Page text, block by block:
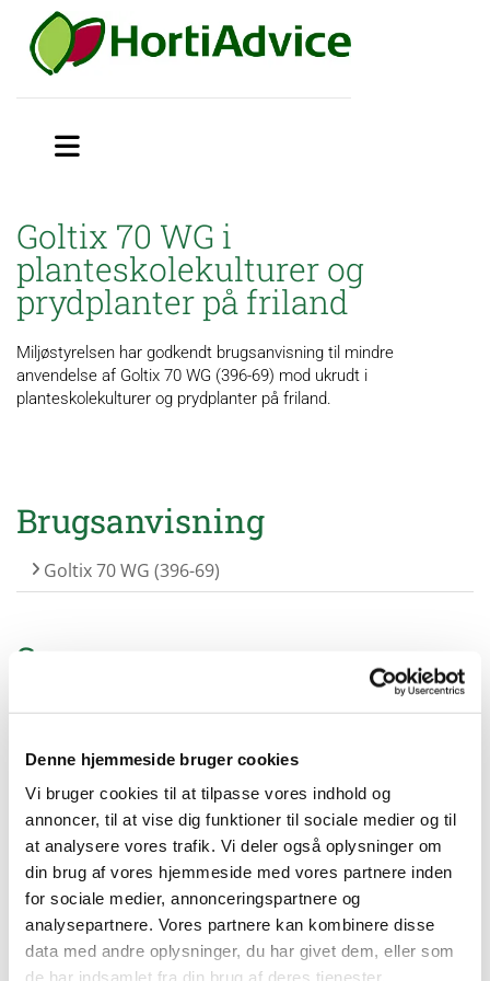
Denne hjemmeside bruger cookies
Vi bruger cookies til at tilpasse vores indhold og
annoncer, til at vise dig funktioner til sociale medier og til
at analysere vores trafik. Vi deler også oplysninger om
din brug af vores hjemmeside med vores partnere inden
for sociale medier, annonceringspartnere og
analysepartnere. Vores partnere kan kombinere disse
data med andre oplysninger, du har givet dem, eller som
de har indsamlet fra din brug af deres tjenester.
Goltix 70 WG i
planteskolekulturer og
prydplanter på friland
Miljøstyrelsen har godkendt brugsanvisning til mindre
anvendelse af Goltix 70 WG (396-69) mod ukrudt i
planteskolekulturer og prydplanter på friland.
Brugsanvisning
Goltix 70 WG (396-69)
Se mere:
Goltix 70 WG (396-69)
Kontakt information klik her
MaisTer (18-442) i prydplanter
og planteskolekulturer på